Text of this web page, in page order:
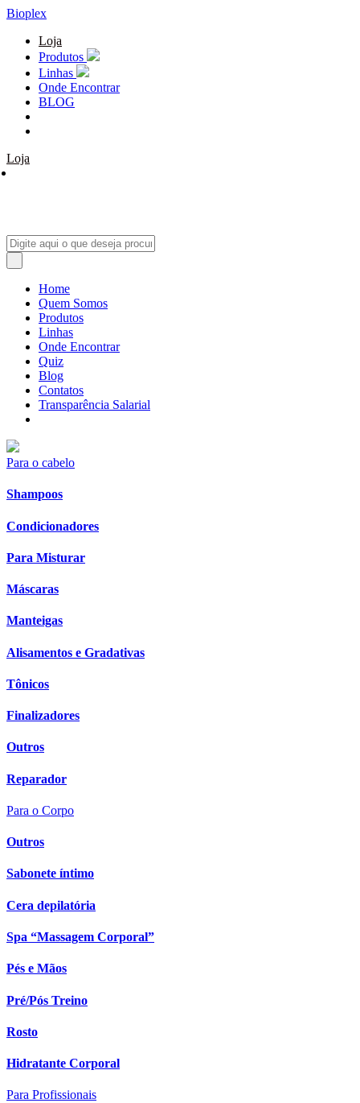
Bioplex
Loja
Produtos
Linhas
Onde Encontrar
BLOG
Loja
Home
Quem Somos
Produtos
Linhas
Onde Encontrar
Quiz
Blog
Contatos
Transparência Salarial
Para o cabelo
Shampoos
Condicionadores
Para Misturar
Máscaras
Manteigas
Alisamentos e Gradativas
Tônicos
Finalizadores
Outros
Reparador
Para o Corpo
Outros
Sabonete íntimo
Cera depilatória
Spa “Massagem Corporal”
Pés e Mãos
Pré/Pós Treino
Rosto
Hidratante Corporal
Para Profissionais